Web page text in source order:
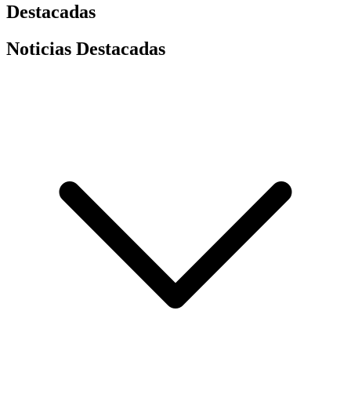
Destacadas
Noticias Destacadas